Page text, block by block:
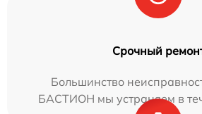
Срочный
Большинство
БАСТИОН мы устраняем в